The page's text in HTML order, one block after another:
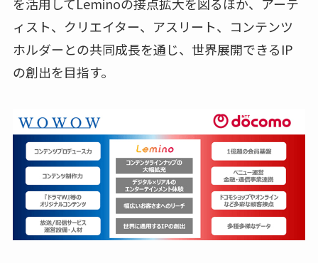
ィスト、クリエイター、アスリート、コンテンツ
ホルダーとの共同成長を通じ、世界展開できるIP
の創出を目指す。